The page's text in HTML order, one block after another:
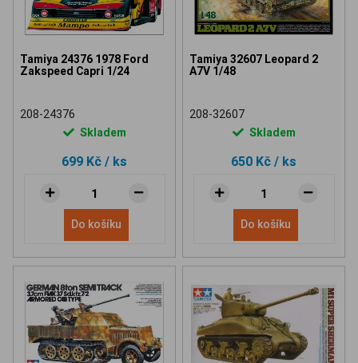
Tamiya 24376 1978 Ford
Zakspeed Capri 1/24
208-24376
Skladem
699 Kč / ks
Do košíku
Tamiya 32607 Leopard 2
A7V 1/48
208-32607
Skladem
650 Kč / ks
Do košíku